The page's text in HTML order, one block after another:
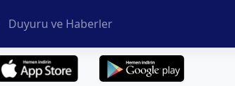
Duyuru ve Haberler